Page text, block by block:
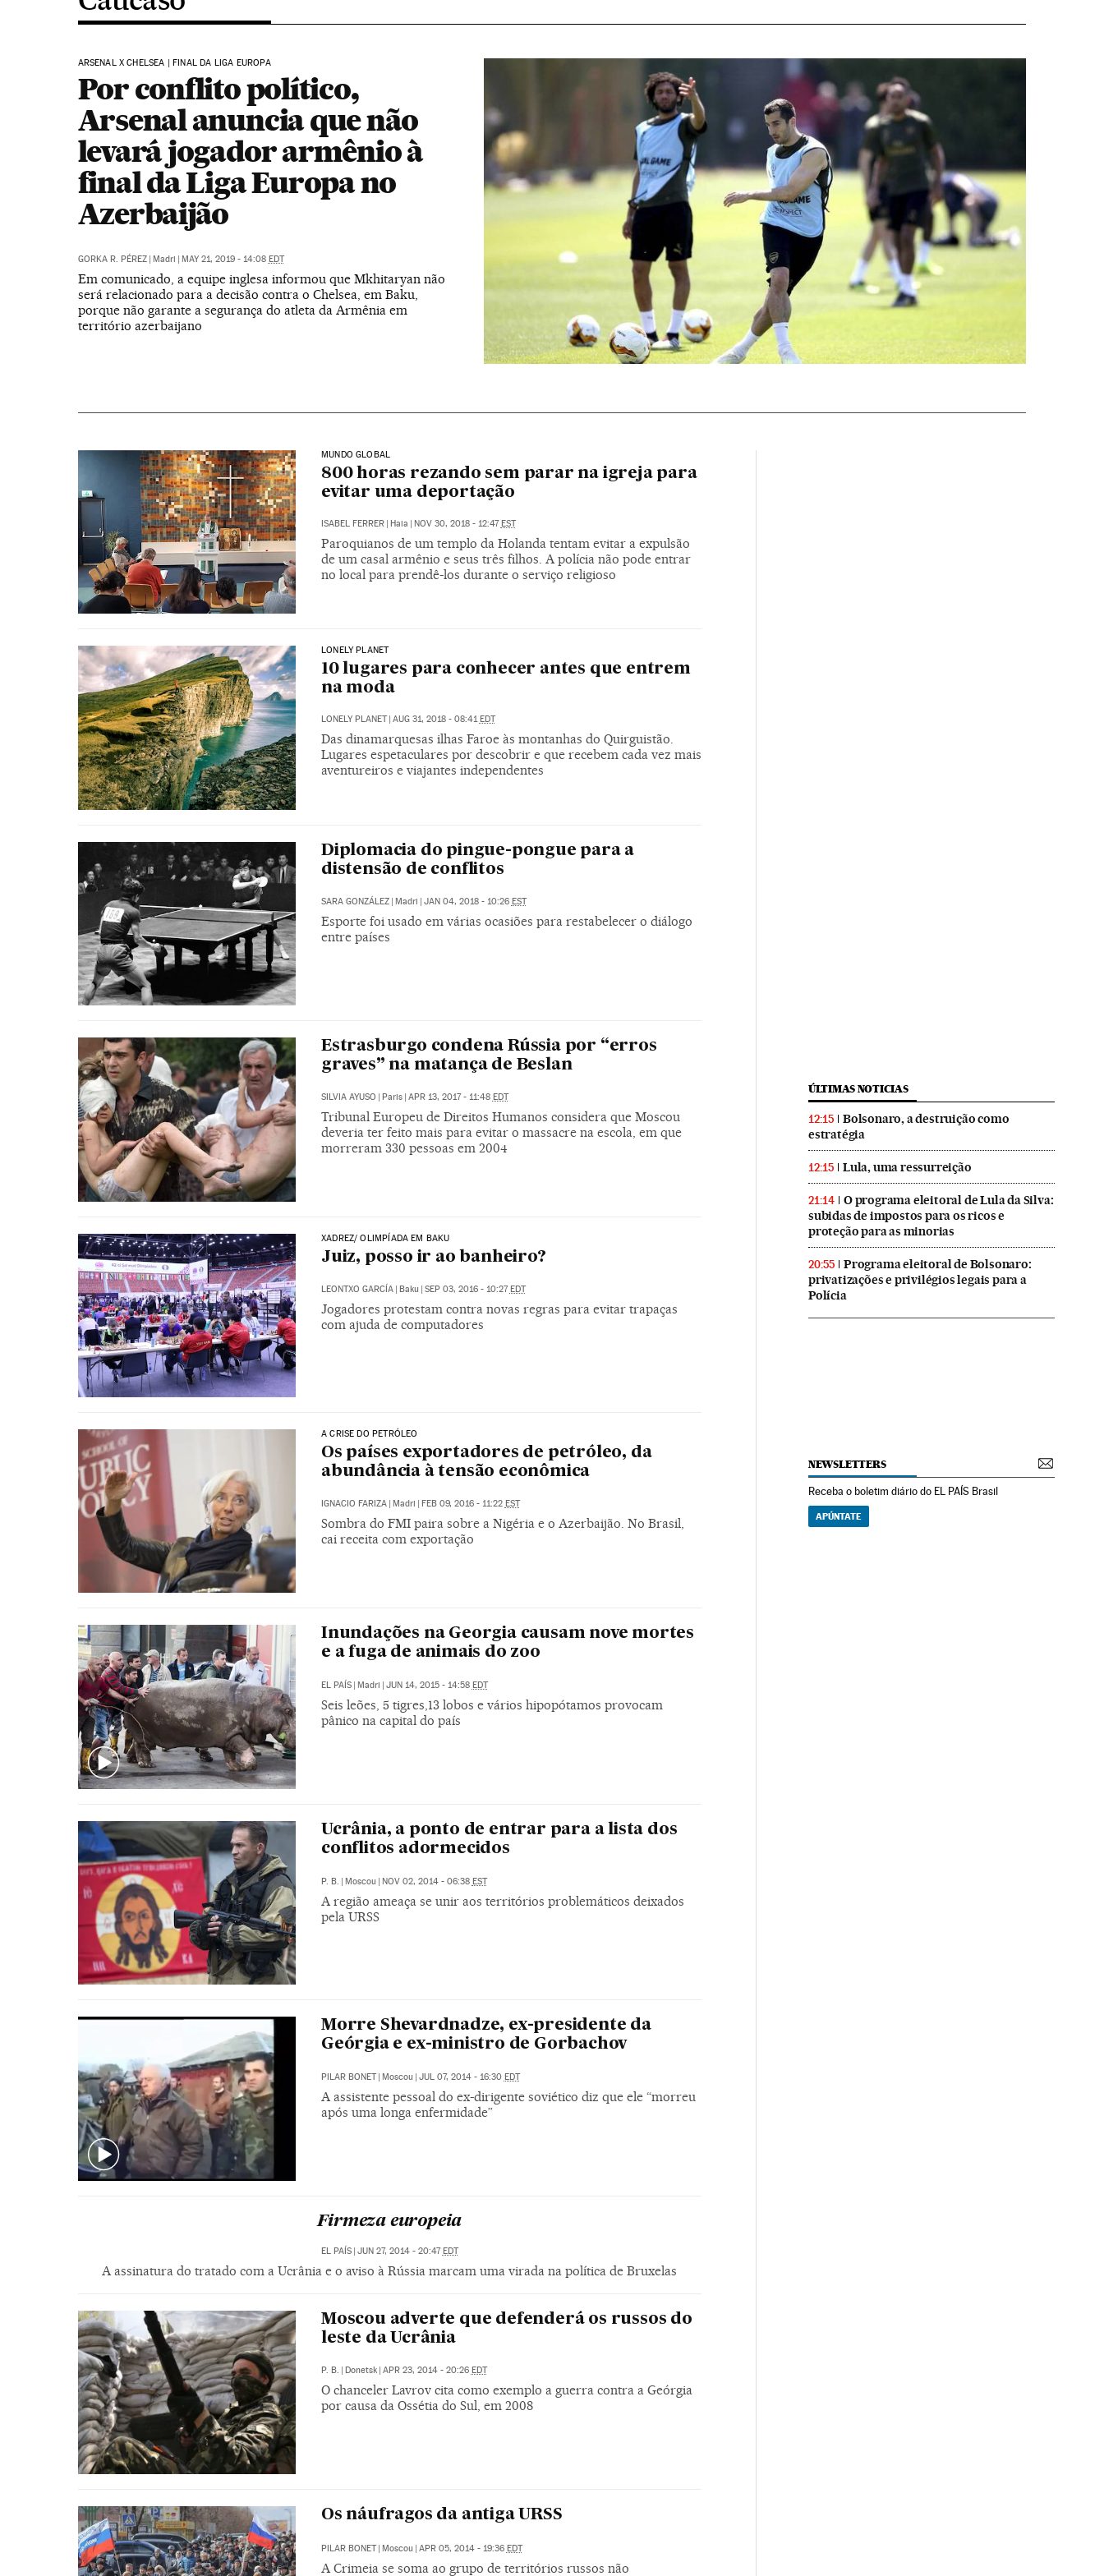
ARSENAL X CHELSEA | FINAL DA LIGA EUROPA
Por conflito político,
Arsenal anuncia que não
levará jogador armênio à
final da Liga Europa no
Azerbaijão
GORKA R. PÉREZ | Madri | MAY 21, 2019 - 14:08 EDT
Em comunicado, a equipe inglesa informou que Mkhitaryan não
será relacionado para a decisão contra o Chelsea, em Baku,
porque não garante a segurança do atleta da Armênia em
território azerbaijano
MUNDO GLOBAL
800 horas rezando sem parar na igreja para
evitar uma deportação
ISABEL FERRER | Haia | NOV 30, 2018 - 12:47EST
Paroquianos de um templo da Holanda tentam evitar a expulsão
de um casal armênio e seus três filhos. A polícia não pode entrar
no local para prendê-los durante o serviço religioso
LONELY PLANET
10 lugares para conhecer antes que entrem
na moda
LONELY PLANET AUG 31, 2018 - 08:41 EDT
Das dinamarquesas ilhas Faroe às montanhas do Quirguistão.
Lugares espetaculares por descobrir e que recebem cada vez mais
aventureiros e viajantes independentes
Diplomacia do pingue-pongue para a
distensão de conflitos
SARA GONZÁLEZ Madri JAN 04, 2018 - 10:26 EST
Esporte foi usado em várias ocasiões para restabelecer o diálogo
entre países
Estrasburgo condena Rússia por “erros
graves” na matança de Beslan
SILVIA AYUSO | Paris | APR 13, 2017 - 11:48 EDT
Tribunal Europeu de Direitos Humanos considera que Moscou
deveria ter feito mais para evitar o massacre na escola, em que
morreram 330 pessoas em 2004
XADREZ/ OLIMPÍADA EM BAKU
Juiz, posso ir ao banheiro?
LEONTXO GARCÍA Baku SEP 03, 2016 - 10:27 EDT
Jogadores protestam contra novas regras para evitar trapaças
com ajuda de computadores
A CRISE DO PETRÓLEO
Os países exportadores de petróleo, da
abundância à tensão econômica
IGNACIO FARIZA | Madri | FEB 09, 2016 - 11:22 EST
Sombra do FMI paira sobre a Nigéria e o Azerbaijão. No Brasil,
cai receita com exportação
Inundações na Georgia causam nove mortes
e a fuga de animais do zoo
EL PAÍS Madri JUN 14, 2015 - 14:58 EDT
Seis leões, 5 tigres,13 lobos e vários hipopótamos provocam
pânico na capital do país
Ucrânia, a ponto de entrar para a lista dos
conflitos adormecidos
P. B. | Moscou | NOV 02, 2014 - 06:38 EST
A região ameaça se unir aos territórios problemáticos deixados
pela URSS
Morre Shevardnadze, ex-presidente da
Geórgia e ex-ministro de Gorbachov
PILAR BONET | Moscou | JUL 07, 2014 - 16:30 EDT
A assistente pessoal do ex-dirigente soviético diz que ele “morreu
após uma longa enfermidade”
Firmeza europeia
EL PAÍS | JUN 27, 2014 - 20:47EDT
A assinatura do tratado com a Ucrânia e o aviso à Rússia marcam uma virada na política de Bruxelas
Moscou adverte que defenderá os russos do
leste da Ucrânia
P. B. Donetsk APR 23, 2014 - 20:26 EDT
O chanceler Lavrov cita como exemplo a guerra contra a Geórgia
por causa da Ossétia do Sul, em 2008
Os náufragos da antiga URSS
PILAR BONET | Moscou | APR 05, 2014 - 19:36 EDT
A Crimeia se soma ao grupo de territórios russos não
ÚLTIMAS NOTICIAS
12:15
Bolsonaro, a destruição como
estratégia
12:15 Lula, uma ressurreição
21:14
O programa eleitoral de Lula da Silva:
subidas de impostos para os ricos e
proteção para as minorias
20:55
Programa eleitoral de Bolsonaro:
privatizações e privilégios legais para a
Polícia
NEWSLETTERS
Receba o boletim diário do EL PAÍS Brasil
APÚNTATE